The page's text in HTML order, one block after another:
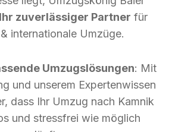
Ihr zuverlässiger Partner für
internationale Umzüge.
Umzugslösungen: Mit
und unserem Expertenwissen
dass Ihr Umzug nach Kamnik
und stressfrei wie möglich